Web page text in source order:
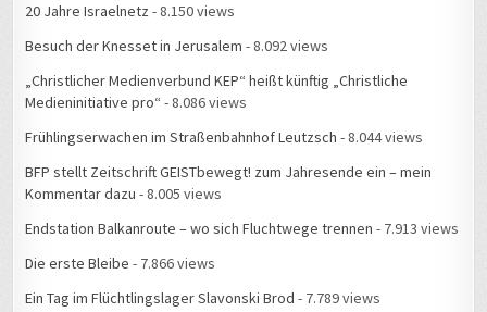
20 Jahre Israelnetz - 8.150 views
Besuch der Knesset in Jerusalem - 8.092 views
„Christlicher Medienverbund KEP“ heißt künftig „Christliche
Medieninitiative pro“ - 8.086 views
Frühlingserwachen im Straßenbahnhof Leutzsch - 8.044 views
BFP stellt Zeitschrift GEISTbewegt! zum Jahresende ein – mein
Kommentar dazu - 8.005 views
Endstation Balkanroute – wo sich Fluchtwege trennen - 7.913 views
Die erste Bleibe - 7.866 views
Ein Tag im Flüchtlingslager Slavonski Brod - 7.789 views